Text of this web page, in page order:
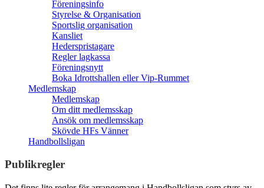
Föreningsinfo
Styrelse & Organisation
Sportslig organisation
Kansliet
Hederspristagare
Regler lagkassa
Föreningsnytt
Boka Idrottshallen eller Vip-Rummet
Medlemskap
Medlemskap
Om ditt medlemsskap
Ansök om medlemsskap
Skövde HFs Vänner
Handbollsligan
Publikregler